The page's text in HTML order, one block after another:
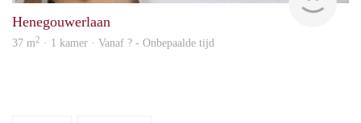
Henegouwerlaan
37 m2 · 1 kamer · Vanaf ? - Onbepaalde tijd